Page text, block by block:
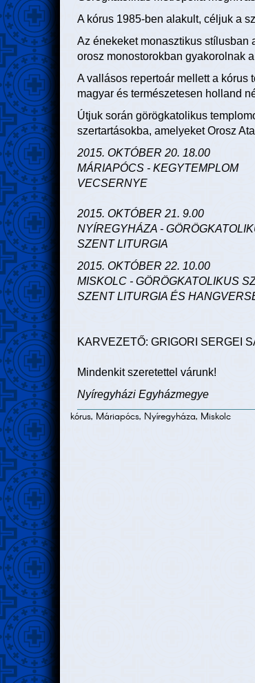
A kórus 1985-ben alakult, céljuk a
Az énekeket monasztikus stílusban
orosz monostorokban gyakorolnak
A vallásos repertoár mellett a kórus
magyar és természetesen holland
Útjuk során görögkatolikus
szertartásokba, amelyeket Orosz
2015. OKTÓBER 20. 18.00
MÁRIAPÓCS - KEGYTEMPLOM
VECSERNYE
2015. OKTÓBER 21. 9.00
NYÍREGYHÁZA -
SZENT LITURGIA
2015. OKTÓBER 22. 10.00
MISKOLC - GÖRÖGKATOLIKUS
SZENT LITURGIA ÉS
KARVEZETŐ: GRIGORI SERGEI
Mindenkit szeretettel várunk!
Nyíregyházi Egyházmegye
kórus, Máriapócs, Nyíregyháza, Miskolc